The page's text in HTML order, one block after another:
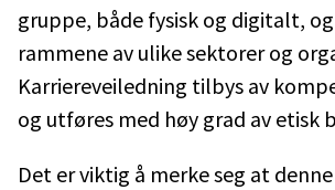
gruppe, både fysisk og digitalt,
rammene av ulike sektorer og
Karriereveiledning tilbys av
og utføres med høy grad av etisk
Det er viktig å merke seg at